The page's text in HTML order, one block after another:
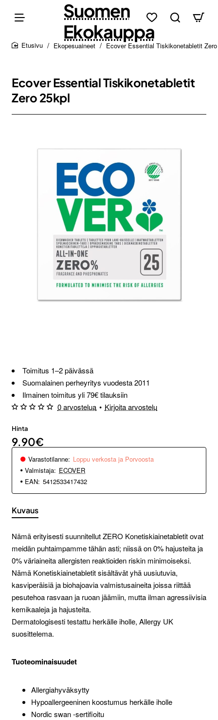
Suomen
Ekokauppa
Ekopesuaineet Ecover Essential Tiskikonetabletit
Ecover Essential Tiskikonetabletit
Zero 25kpl
Toimitus 1–2 päivässä
Suomalainen perheyritys vuodesta 2011
Ilmainen toimitus yli 79€ tilauksiin
0 arvostelua • Kirjoita arvostelu
Hinta
9.90€
Varastotilanne: Loppu verkosta ja Porvoosta
Valmistaja: ECOVER
EAN: 5412533417432
Kuvaus
Nämä erityisesti suunnitellut ZERO Konetiskiainetabletit ovat
meidän puhtaimpamme tähän asti; niissä on 0% hajusteita ja
0% väriaineita allergisten reaktioiden riskin minimoiseksi.
Nämä Konetiskiainetabletit sisältävät yhä uusiutuvia,
kasviperäisiä ja biohajoavia valmistusaineita joissa riittää
pesutehoa rasvaan ja ruoan jäämiin, mutta ilman agressiivisia
kemikaaleja ja hajusteita.
Dermatologisesti testattu herkälle iholle, Allergy UK
suosittelema.
Tuoteominaisuudet
Allergiahyväksytty
Hypoallergeeninen koostumus herkälle iholle
Nordic swan -sertifioitu